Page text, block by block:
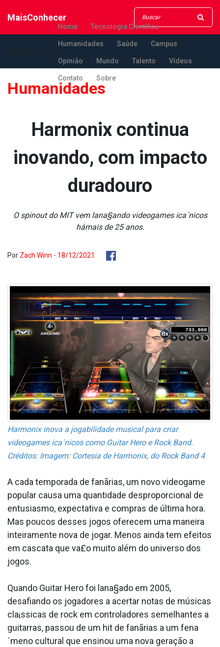
MaisConhecer
Home Tecnologia Científica
Humanidades Saúde Campus
Opinião Mundo Talento Vídeos
Contato Sobre
Humanidades
Harmonix continua
inovando, com impacto
duradouro
O spinout do MIT vem lana§ando videogames ica´nicos
hámais de 25 anos.
Por Zach Winn - 18/12/2021
Harmonix inova a jogabilidade musical para criar
videogames ica´nicos como Guitar Hero e Rock Band.
Créditos: Imagem: Cortesia de Harmonix, do Rock Band 4
A cada temporada de fanãrias, um novo videogame
popular causa uma quantidade desproporcional de
entusiasmo, expectativa e compras de última hora.
Mas poucos desses jogos oferecem uma maneira
inteiramente nova de jogar. Menos ainda tem efeitos
em cascata que va£o muito além do universo dos
jogos.
Quando Guitar Hero foi lana§ado em 2005,
desafiando os jogadores a acertar notas de músicas
cla¡ssicas de rock em controladores semelhantes a
guitarras, passou de um hit de fanãrias a um fena
´meno cultural que ensinou uma nova geração a